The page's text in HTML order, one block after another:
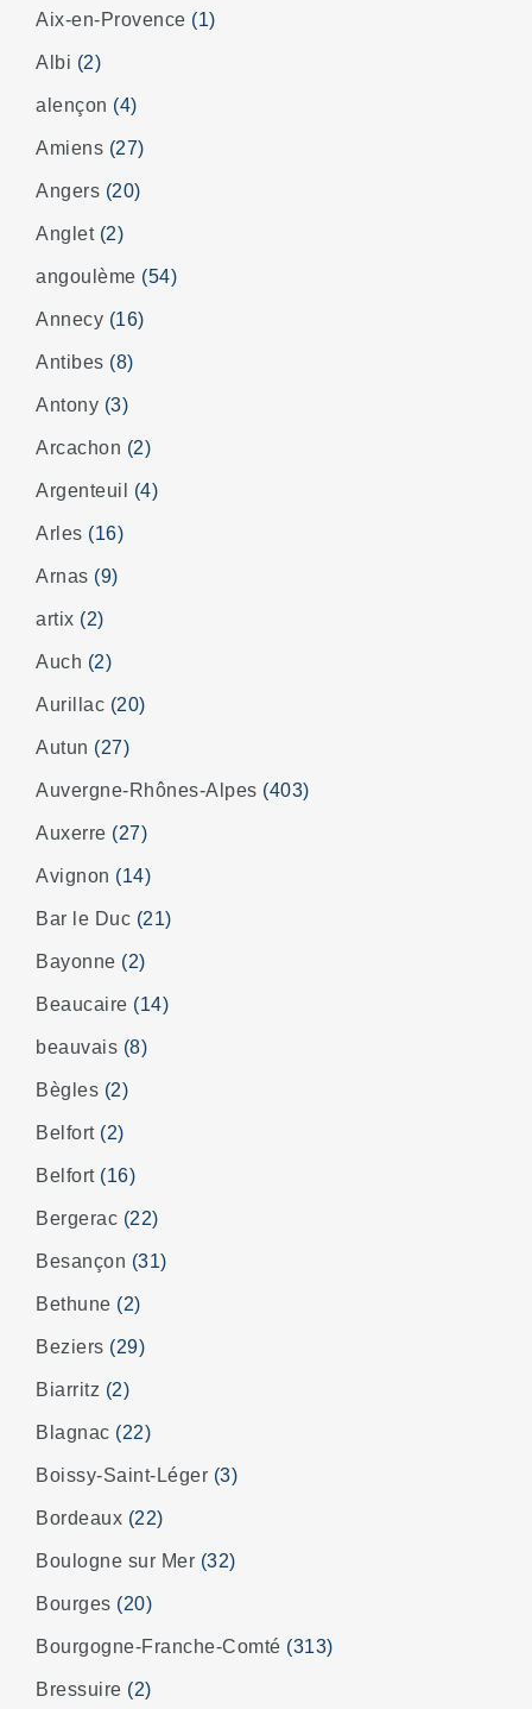
Aix-en-Provence (1)
Albi (2)
alençon (4)
Amiens (27)
Angers (20)
Anglet (2)
angoulème (54)
Annecy (16)
Antibes (8)
Antony (3)
Arcachon (2)
Argenteuil (4)
Arles (16)
Arnas (9)
artix (2)
Auch (2)
Aurillac (20)
Autun (27)
Auvergne-Rhônes-Alpes (403)
Auxerre (27)
Avignon (14)
Bar le Duc (21)
Bayonne (2)
Beaucaire (14)
beauvais (8)
Bègles (2)
Belfort (2)
Belfort (16)
Bergerac (22)
Besançon (31)
Bethune (2)
Beziers (29)
Biarritz (2)
Blagnac (22)
Boissy-Saint-Léger (3)
Bordeaux (22)
Boulogne sur Mer (32)
Bourges (20)
Bourgogne-Franche-Comté (313)
Bressuire (2)